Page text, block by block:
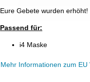
Eure Gebete wurden
Passend für:
i4 Maske
Mehr Informationen zum EU